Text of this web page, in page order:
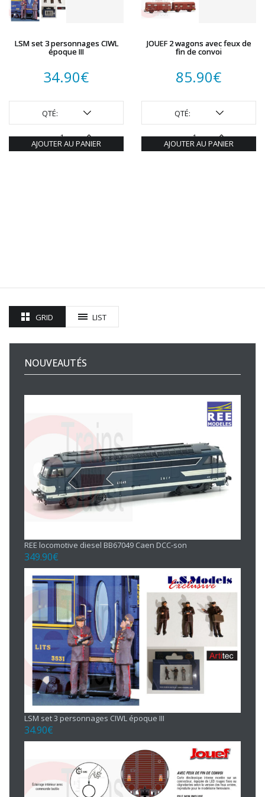
LSM set 3 personnages CIWL
époque III
34.90€
QTÉ:
AJOUTER AU PANIER
JOUEF 2 wagons avec feux de
fin de convoi
85.90€
QTÉ:
AJOUTER AU PANIER
GRID LIST
NOUVEAUTÉS
REE locomotive diesel BB67049 Caen DCC-son
349.90€
LSM set 3 personnages CIWL époque III
34.90€